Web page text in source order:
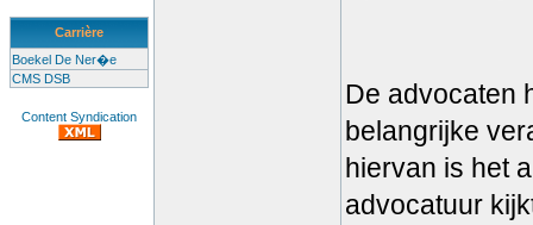
Carrière
Boekel De Ner�e
CMS DSB
Content Syndication
De advocaten
belangrijke
hiervan is het
advocatuur